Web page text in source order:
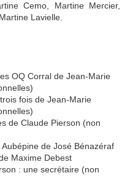
Cemo, Martine Mercier,
Lavielle.
OQ Corral de Jean-Marie
fois de Jean-Marie
de Claude Pierson (non
de José Bénazéraf
Maxime Debest
: une secrétaire (non